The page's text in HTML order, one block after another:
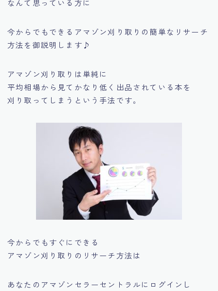
なんて思っている方に
今からでもできるアマゾン刈り取りの簡単なリサーチ
方法を御説明します♪
アマゾン刈り取りは単純に
平均相場から見てかなり低く出品されている本を
刈り取ってしまうという手法です。
今からでもすぐにできる
アマゾン刈り取りのリサーチ方法は
あなたのアマゾンセラーセントラルにログインし